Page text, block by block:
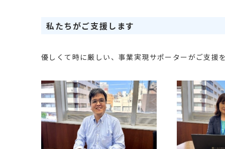
私たちがご支援します
優しくて時に厳しい、事業実現サポーターがご支援